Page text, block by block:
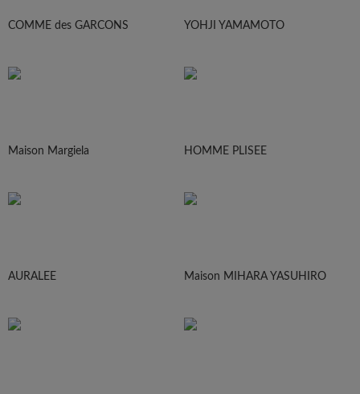
COMME des GARCONS YOHJI YAMAMOTO
Maison Margiela HOMME PLISEE
AURALEE Maison MIHARA YASUHIRO